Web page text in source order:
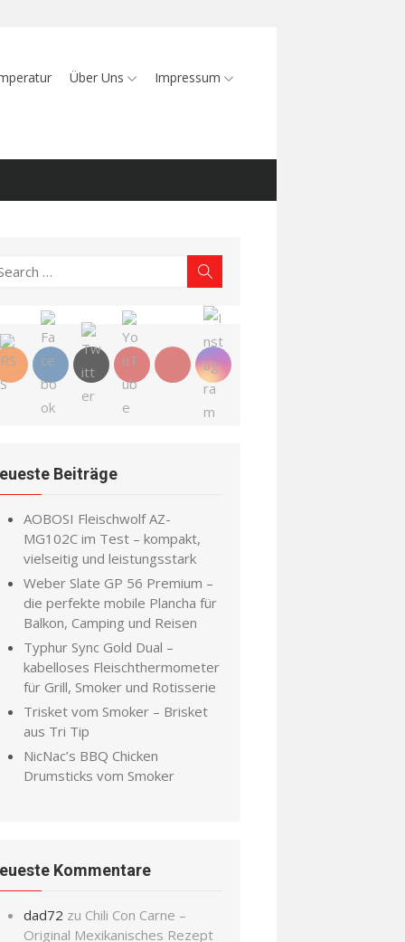
Über Uns Impressum
Beiträge
AOBOSI Fleischwolf AZ-
MG102C im Test – kompakt,
vielseitig und leistungsstark
Weber Slate GP 56 Premium –
die perfekte mobile Plancha für
Balkon, Camping und Reisen
Typhur Sync Gold Dual –
kabelloses Fleischthermometer
für Grill, Smoker und Rotisserie
Trisket vom Smoker – Brisket
aus Tri Tip
NicNac’s BBQ Chicken
Drumsticks vom Smoker
Kommentare
dad72 zu Chili Con Carne –
Original Mexikanisches Rezept